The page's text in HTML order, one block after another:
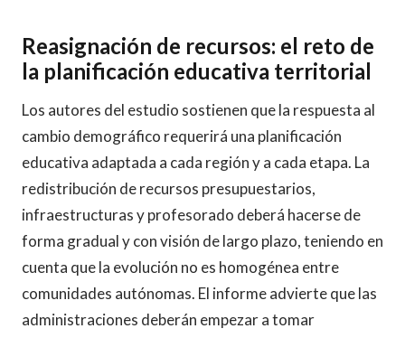
Reasignación de recursos: el reto de
la planificación educativa territorial
Los autores del estudio sostienen que la respuesta al
cambio demográfico requerirá una planificación
educativa adaptada a cada región y a cada etapa. La
redistribución de recursos presupuestarios,
infraestructuras y profesorado deberá hacerse de
forma gradual y con visión de largo plazo, teniendo en
cuenta que la evolución no es homogénea entre
comunidades autónomas. El informe advierte que las
administraciones deberán empezar a tomar